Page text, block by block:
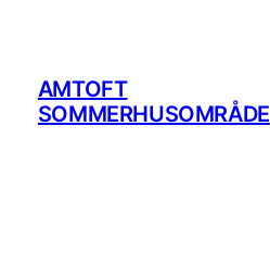
AMTOFT
SOMMERHUSOMRÅDE